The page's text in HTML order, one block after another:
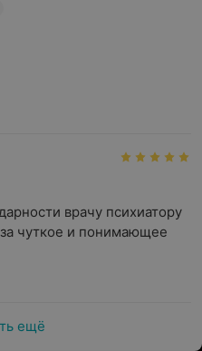
врачу психиатору
чуткое и понимающее
ещё